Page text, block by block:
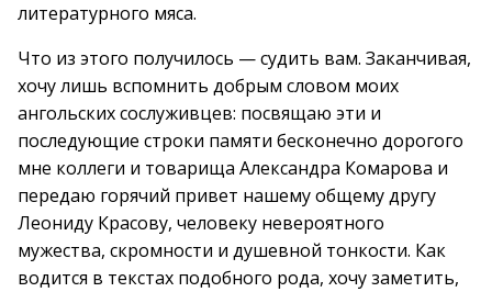
литературного мяса.
Что из этого получилось — судить вам. Заканчивая,
хочу лишь вспомнить добрым словом моих
ангольских сослуживцев: посвящаю эти и
последующие строки памяти бесконечно дорогого
мне коллеги и товарища Александра Комарова и
передаю горячий привет нашему общему другу
Леониду Красову, человеку невероятного
мужества, скромности и душевной тонкости. Как
водится в текстах подобного рода, хочу заметить,